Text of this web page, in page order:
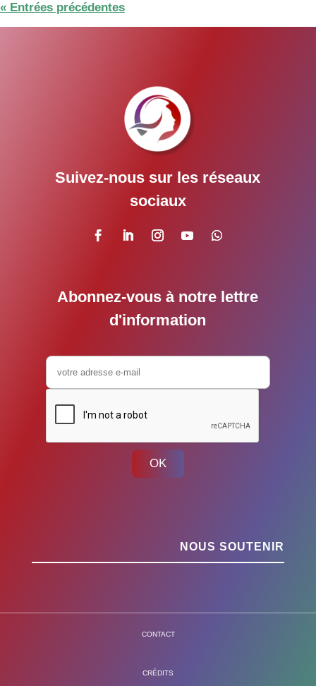
« Entrées précédentes
Suivez-nous sur les réseaux
sociaux
Abonnez-vous à notre lettre
d'information
OK
NOUS SOUTENIR
CONTACT
CRÉDITS